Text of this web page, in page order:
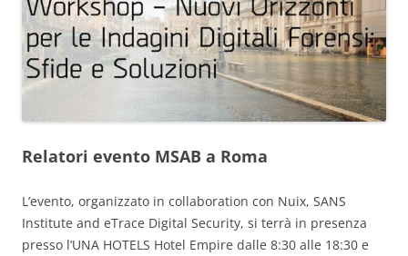
Relatori evento MSAB a Roma
L’evento, organizzato in collaboration con Nuix, SANS
Institute and eTrace Digital Security, si terrà in presenza
presso l’UNA HOTELS Hotel Empire dalle 8:30 alle 18:30 e